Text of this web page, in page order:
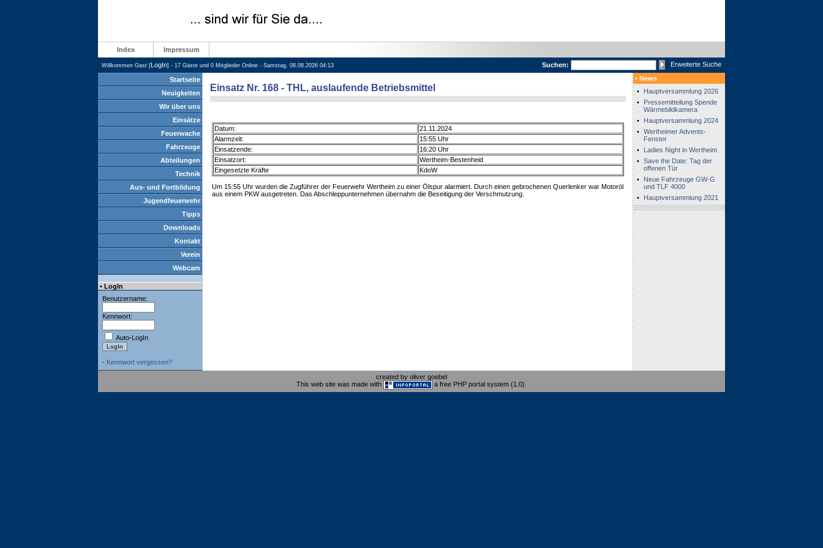
Index Impressum
Willkommen Gast [LogIn] - 17 Gäste und 0 Mitglieder Online - Samstag, 08.08.2026 04:13 Suchen: Erweiterte Suche
Startseite
Neuigkeiten
Wir über uns
Einsätze
Feuerwache
Fahrzeuge
Abteilungen
Technik
Aus- und Fortbildung
Jugendfeuerwehr
Tipps
Downloads
Kontakt
Verein
Webcam
• LogIn
Benutzername:
Kennwort:
Auto-LogIn
- Kennwort vergessen?
Einsatz Nr. 168 - THL, auslaufende Betriebsmittel
Datum:
21.11.2024
Alarmzeit:
15:55 Uhr
Einsatzende:
16:20 Uhr
Einsatzort:
Wertheim-Bestenheid
Eingesetzte Kräfte
KdoW
Um 15:55 Uhr wurden die Zugführer der Feuerwehr Wertheim zu einer Ölspur alarmiert. Durch einen gebrochenen Querlenker war Motoröl
aus einem PKW ausgetreten. Das Abschleppunternehmen übernahm die Beseitigung der Verschmutzung.
• News
•
Hauptversammlung 2026
•
Pressemitteilung Spende
Wärmebildkamera
•
Hauptversammlung 2024
• Wertheimer Advents-
Fenster
•
Ladies Night in Wertheim
• Save the Date: Tag der
offenen Tür
•
Neue Fahrzeuge GW-G
und TLF 4000
•
Hauptversammlung 2021
created by oliver goebel
This web site was made with
a free PHP portal system (1.0).